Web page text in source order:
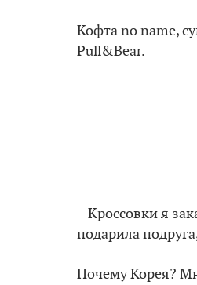
Кофта no name,
Pull&Bear.
– Кроссовки я
подарила
Почему Корея?